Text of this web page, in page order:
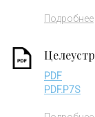
Подробнее
PDF
PDF.P7S